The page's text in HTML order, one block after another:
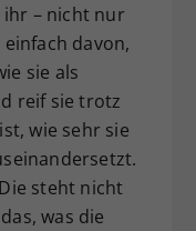
– nicht nur
davon,
sie als
reif sie trotz
wie sehr sie
steht nicht
was die